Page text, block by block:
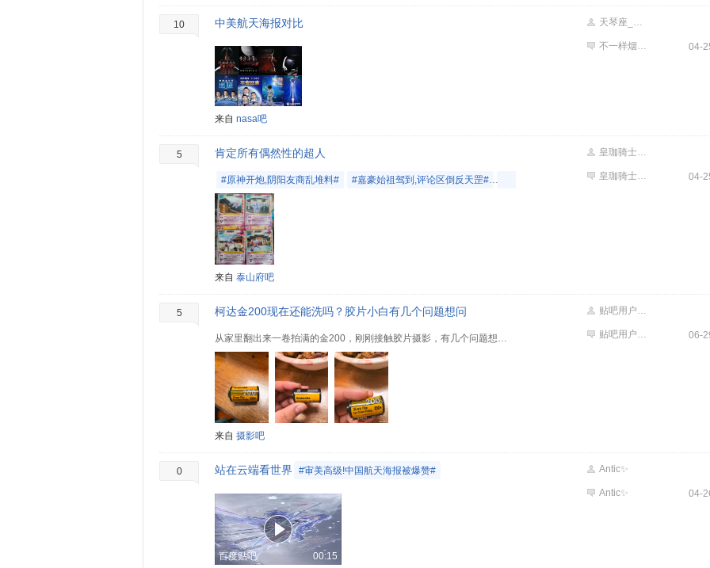
10 中美航天海报对比
来自 nasa吧
天琴座_渐台三
不一样烟火llll 04-
5 肯定所有偶然性的超人
#原神开炮,阴阳友商乱堆料# #嘉豪始祖驾到,评论区倒反天罡# #审美高级!中国航天海报被爆赞#
来自 泰山府吧
皇珈骑士冲😄
皇珈骑士冲😄 04-
5 柯达金200现在还能洗吗？胶片小白有几个问题想问
从家里翻出来一卷拍满的金200，刚刚接触胶片摄影，有几个问题想问问8u各位大佬: 1.柯达金200现在还量产吗？大约冲洗一张价格是多少？ 2.家里有惠普tank798我再买一盒KP-108IN能实现家里打印吗？ 3.如果能家里打印一般能多长时间不褪色？银盐冲洗能多久不褪色？
来自 摄影吧
贴吧用户_Gb1PA5Q
贴吧用户_Gb1PA5Q 06-
0 站在云端看世界 #审美高级!中国航天海报被爆赞#
百度贴吧 00:15
Antic✨
Antic✨ 04-